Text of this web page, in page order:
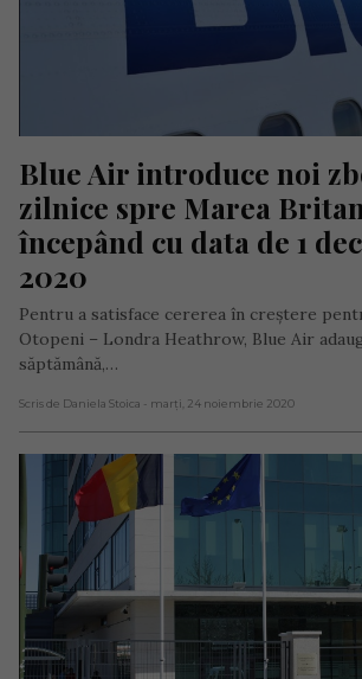
Blue Air introduce noi
zilnice spre Marea
începând cu data de 1
2020
Pentru a satisface cererea în creștere
Otopeni – Londra Heathrow, Blue Air
săptămână,…
Scris de Daniela Stoica - marți, 24 noiembrie 2020